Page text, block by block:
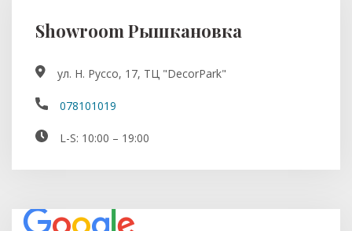
Showroom Рышкановка
ул. Н. Руссо, 17, ТЦ "DecorPark"
078101019
L-S: 10:00 – 19:00